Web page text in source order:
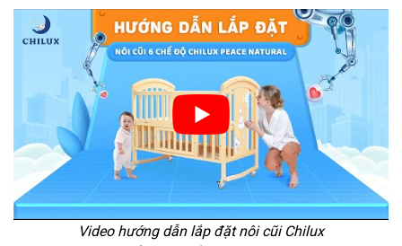
Video hướng dẫn lắp đặt nôi cũi Chilux